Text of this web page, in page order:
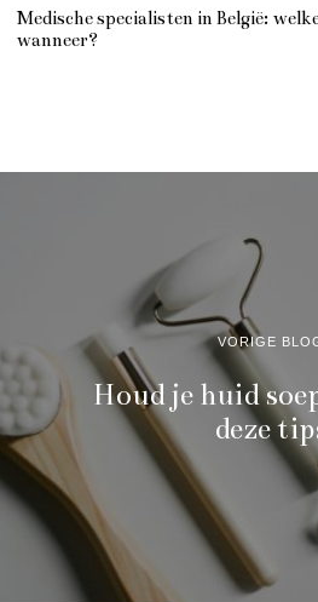
Medische specialisten in België:
wanneer?
VORIGE
Houd je huid
deze